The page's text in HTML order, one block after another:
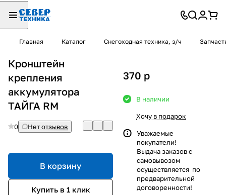
Главная Каталог Снегоходная техника, з/ч
Кронштейн
крепления
аккумулятора
ТАЙГА RM
0 Нет отзывов
В корзину
Купить в 1 клик
370 p
В наличии
Хочу в подарок
Уважаемые
покупатели!
Выдача заказов с
самовывозом
осуществляется по
предварительной
договоренности!